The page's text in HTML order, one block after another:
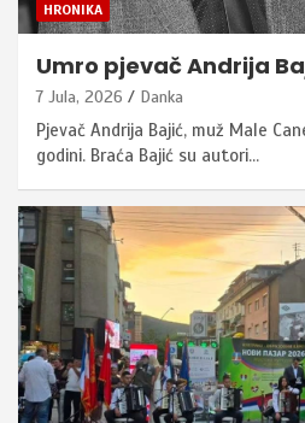
HRONIKA
Umro pjevač Andrija
7 Jula, 2026 Danka
Pjevač Andrija Bajić, muž Male
godini. Braća Bajić su autori…